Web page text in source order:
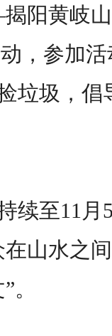
阳黄岐
，参加
垃圾，倡
至11月5
山水之